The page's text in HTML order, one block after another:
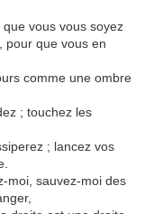
vous vous soyez
pour que vous en
comme une ombre
; touchez les
; lancez vos
moi, sauvez-moi des